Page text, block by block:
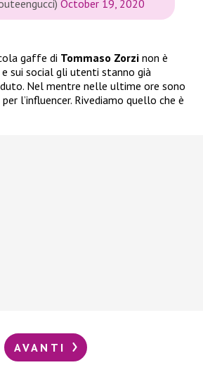
October 19, 2020
gaffe di Tommaso Zorzi non è
sui social gli utenti stanno già
Nel mentre nelle ultime ore sono
l’influencer. Rivediamo quello che è
AVANTI